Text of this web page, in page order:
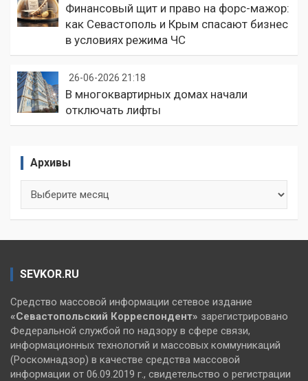
Финансовый щит и право на форс-мажор:
как Севастополь и Крым спасают бизнес
в условиях режима ЧС
26-06-2026 21:18
В многоквартирных домах начали
отключать лифты
Архивы
SEVKOR.RU
Средство массовой информации сетевое издание
«Севастопольский Корреспондент» зарегистрировано
Федеральной службой по надзору в сфере связи,
информационных технологий и массовых коммуникаций
(Роскомнадзор) в качестве средства массовой
информации от 06.09.2019 г., свидетельство о регистрации